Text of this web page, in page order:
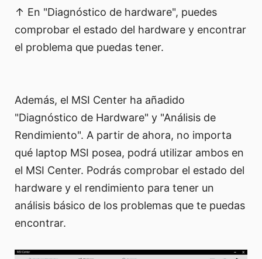
↑ En "Diagnóstico de hardware", puedes
comprobar el estado del hardware y encontrar
el problema que puedas tener.
Además, el MSI Center ha añadido
"Diagnóstico de Hardware" y "Análisis de
Rendimiento". A partir de ahora, no importa
qué laptop MSI posea, podrá utilizar ambos en
el MSI Center. Podrás comprobar el estado del
hardware y el rendimiento para tener un
análisis básico de los problemas que te puedas
encontrar.